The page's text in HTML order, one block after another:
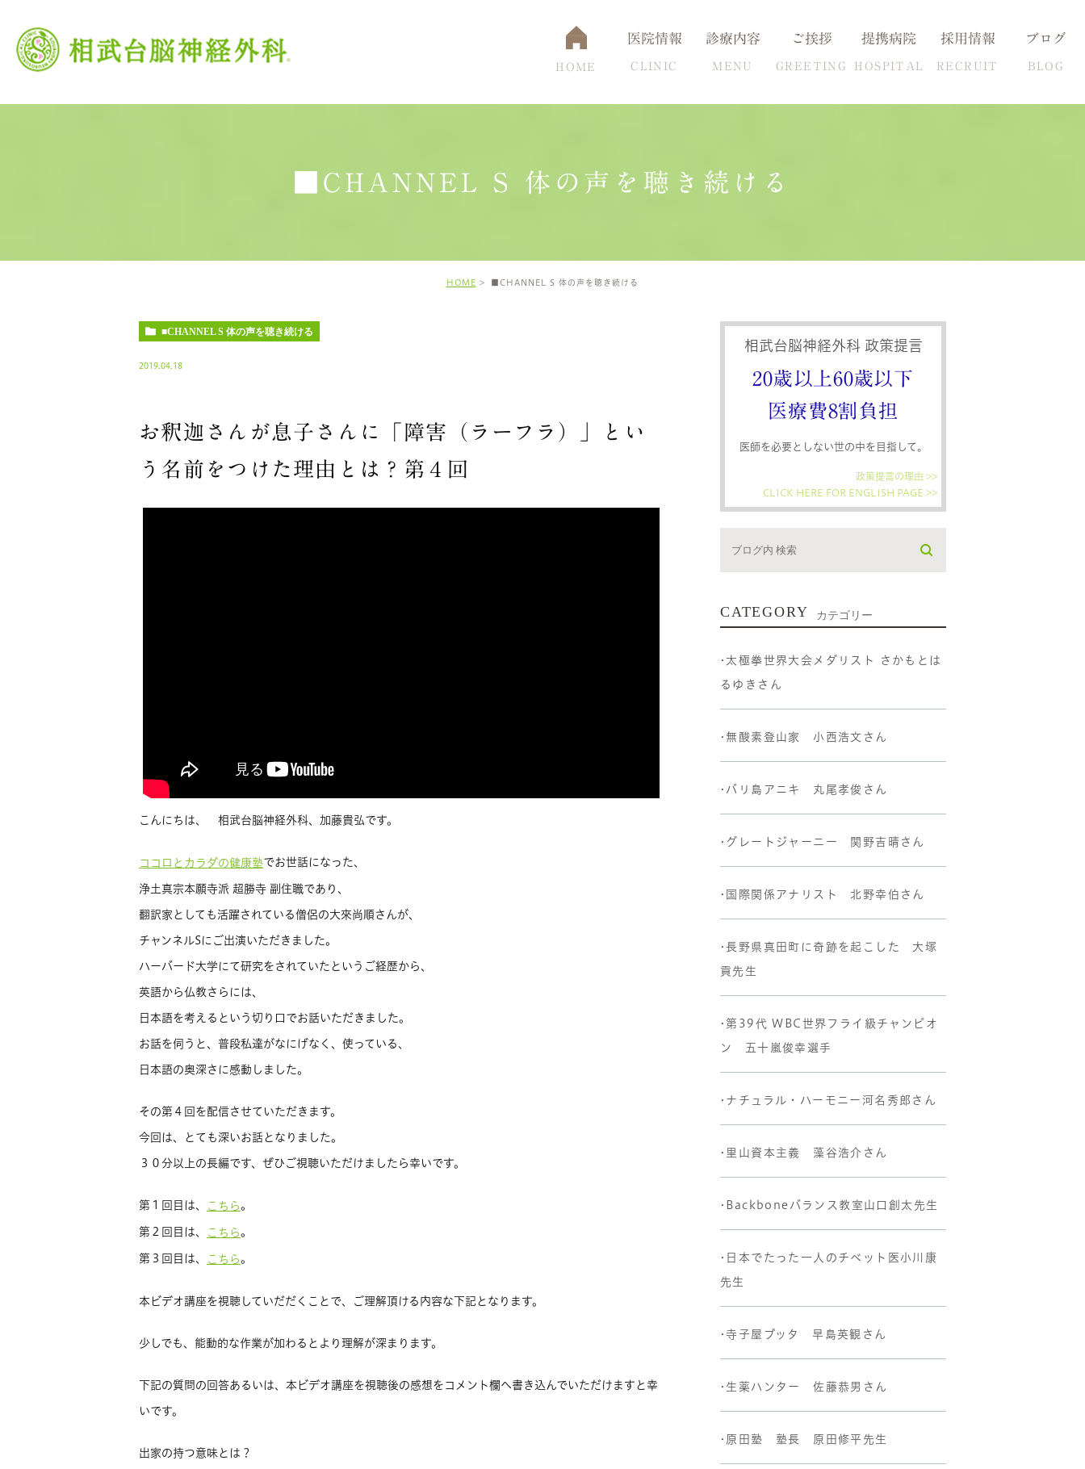
HOME
医院情報
CLINIC
交通アクセス 設備について
診療内容
MENU
脳卒中 認知症 脳ドック 頭痛克服の秘訣 高血圧の克服方法
ご挨拶
GREETING
提携病院
HOSPITAL
採用情報
RECRUIT
ブログ
BLOG
■CHANNEL S 体の声を聴き続ける
HOME ■CHANNEL S 体の声を聴き続ける
■CHANNEL S 体の声を聴き続ける
2019.04.18
お釈迦さんが息子さんに「障害（ラーフラ）」とい
う名前をつけた理由とは？第４回
こんにちは、 相武台脳神経外科、加藤貴弘です。
ココロとカラダの健康塾でお世話になった、
浄土真宗本願寺派 超勝寺 副住職であり、
翻訳家としても活躍されている僧侶の大來尚順さんが、
チャンネルSにご出演いただきました。
ハーバード大学にて研究をされていたというご経歴から、
英語から仏教さらには、
日本語を考えるという切り口でお話いただきました。
お話を伺うと、普段私達がなにげなく、使っている、
日本語の奥深さに感動しました。
その第４回を配信させていただきます。
今回は、とても深いお話となりました。
３０分以上の長編です、ぜひご視聴いただけましたら幸いです。
第１回目は、 こちら 。
第２回目は、 こちら 。
第３回目は、 こちら 。
本ビデオ講座を視聴していだだくことで、ご理解頂ける内容な下記となります。
少しでも、能動的な作業が加わるとより理解が深まります。
下記の質問の回答あるいは、本ビデオ講座を視聴後の感想をコメント欄へ書き込んでいただけますと幸
いです。
出家の持つ意味とは？
相武台脳神経外科 政策提言
20歳以上60歳以下
医療費8割負担
医師を必要としない世の中を目指して。
政策提言の理由 >>
CLICK HERE FOR ENGLISH PAGE >>
CATEGORY カテゴリー
•太極拳世界大会メダリスト さかもとは
るゆきさん
•無酸素登山家 小西浩文さん
•バリ島アニキ 丸尾孝俊さん
•グレートジャーニー 関野吉晴さん
•国際関係アナリスト 北野幸伯さん
•長野県真田町に奇跡を起こした 大塚
貢先生
•第39代 WBC世界フライ級チャンピオ
ン 五十嵐俊幸選手
•ナチュラル・ハーモニー河名秀郎さん
•里山資本主義 藻谷浩介さん
•Backboneバランス教室山口創太先生
•日本でたった一人のチベット医小川康
先生
•寺子屋ブッタ 早島英観さん
•生薬ハンター 佐藤恭男さん
•原田塾 塾長 原田修平先生